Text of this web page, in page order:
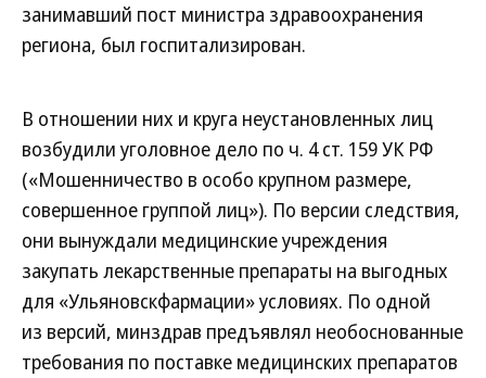
занимавший пост министра здравоохранения
региона, был госпитализирован.
В отношении них и круга неустановленных лиц
возбудили уголовное дело по ч. 4 ст. 159 УК РФ
(«Мошенничество в особо крупном размере,
совершенное группой лиц»). По версии следствия,
они вынуждали медицинские учреждения
закупать лекарственные препараты на выгодных
для «Ульяновскфармации» условиях. По одной
из версий, минздрав предъявлял необоснованные
требования по поставке медицинских препаратов